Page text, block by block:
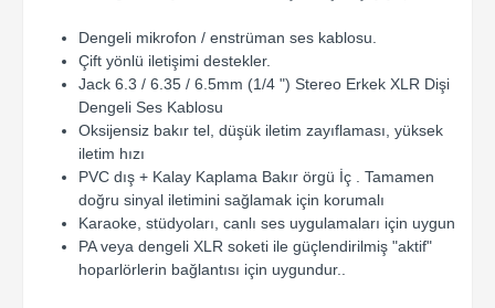
Dengeli mikrofon / enstrüman ses kablosu.
Çift yönlü iletişimi destekler.
Jack 6.3 / 6.35 / 6.5mm (1/4 ") Stereo Erkek XLR Dişi
Dengeli Ses Kablosu
Oksijensiz bakır tel, düşük iletim zayıflaması, yüksek
iletim hızı
PVC dış + Kalay Kaplama Bakır örgü İç . Tamamen
doğru sinyal iletimini sağlamak için korumalı
Karaoke, stüdyoları, canlı ses uygulamaları için uygun
PA veya dengeli XLR soketi ile güçlendirilmiş "aktif"
hoparlörlerin bağlantısı için uygundur..